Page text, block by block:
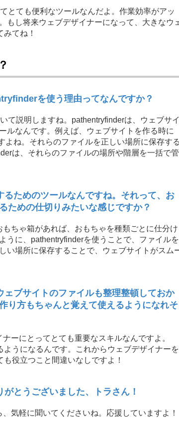
とても便利なツールなんだよ。作業効率がアッ
もし将来ウェブデザイナーになって、大きなウ
てね！
を使う理由ってなんですか？
て説明しますね。pathentryfinderは、ウェブサ
ルなんです。例えば、ウェブサイトを作る時に
ね。それらのファイルを正しい場所に保存す
は、それらのファイルの場所や階層を一括で管
ためのツールなんですね。それって、お
ための仕切りみたいな感じですか？
ちゃ箱があれば、おもちゃを種類ごとに仕分け
うに、pathentryfinderを使うことで、ファイルを
い場所に保存することで、ウェブサイトがスム
ブサイトのファイルも整理整頓しておか
り方もちゃんと覚えて使えるようになれそ
ーにとってとても重要なスキルなんですよ。
うになるんです。これからウェブデザイナーを
役立つこと間違いなしですよ！
とうございました、トラさん！
気軽に聞いてくださいね。応援していますよ！